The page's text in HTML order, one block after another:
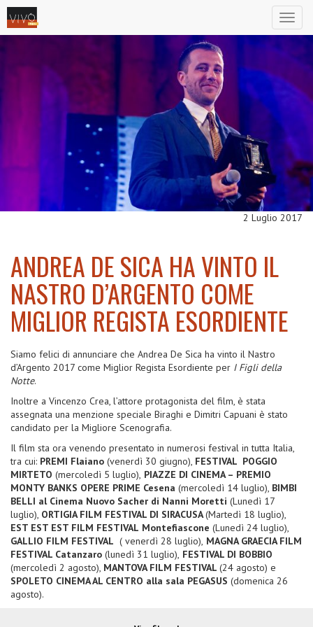
2 Luglio 2017
ANDREA DE SICA HA VINTO IL
NASTRO D’ARGENTO COME
MIGLIOR REGISTA ESORDIENTE
Siamo felici di annunciare che Andrea De Sica ha vinto il Nastro
d’Argento 2017 come Miglior Regista Esordiente per I Figli della
Notte.
Inoltre a Vincenzo Crea, l’attore protagonista del film, è stata
assegnata una menzione speciale Biraghi e Dimitri Capuani è stato
candidato per la Migliore Scenografia.
Il film sta ora venendo presentato in numerosi festival in tutta Italia,
tra cui: PREMI Flaiano (venerdì 30 giugno), FESTIVAL POGGIO
MIRTETO (mercoledì 5 luglio), PIAZZE DI CINEMA – PREMIO
MONTY BANKS OPERE PRIME Cesena (mercoledì 14 luglio), BIMBI
BELLI al Cinema Nuovo Sacher di Nanni Moretti (Lunedì 17
luglio), ORTIGIA FILM FESTIVAL DI SIRACUSA(Martedì 18 luglio),
EST EST EST FILM FESTIVAL Montefiascone (Lunedì 24 luglio),
GALLIO FILM FESTIVAL ( venerdì 28 luglio), MAGNA GRAECIA FILM
FESTIVAL Catanzaro (lunedì 31 luglio), FESTIVAL DI BOBBIO
(mercoledì 2 agosto), MANTOVA FILM FESTIVAL (24 agosto) e
SPOLETO CINEMA AL CENTRO alla sala PEGASUS (domenica 26
agosto).